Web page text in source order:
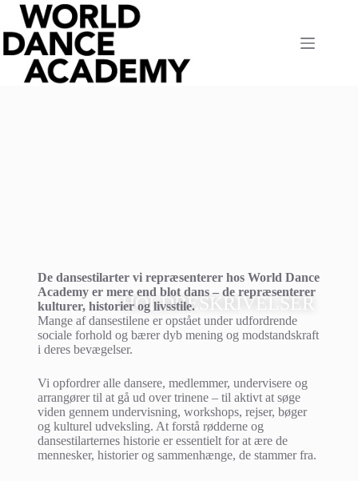
HOLDBESKRIVELSER
De dansestilarter vi repræsenterer hos World Dance
Academy er mere end blot dans – de repræsenterer
kulturer, historier og livsstile.
Mange af dansestilene er opstået under udfordrende
sociale forhold og bærer dyb mening og modstandskraft
i deres bevægelser.
Vi opfordrer alle dansere, medlemmer, undervisere og
arrangører til at gå ud over trinene – til aktivt at søge
viden gennem undervisning, workshops, rejser, bøger
og kulturel udveksling. At forstå rødderne og
dansestilarternes historie er essentielt for at ære de
mennesker, historier og sammenhænge, de stammer fra.